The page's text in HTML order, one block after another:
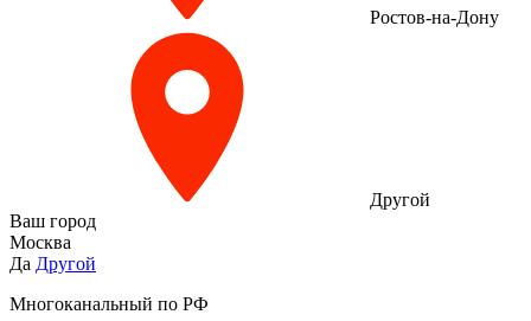
Ростов-на-Дону
Другой
Ваш город
Москва
Да Другой
Многоканальный по РФ